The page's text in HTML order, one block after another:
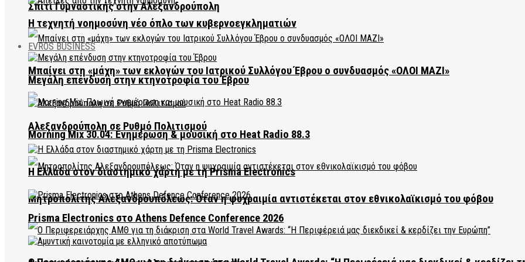
Σπίτι Γυμναστικής στην Αλεξανδρούπολη
Μπαίνει στη «μάχη» των εκλογών του Ιατρικού Συλλόγου Έβρου ο συνδυασμός «ΟΛΟΙ ΜΑΖΙ»
Morning Mix 30.04: Ενημέρωση & μουσική στο Heat Radio 88.3
Μητροπολίτης Αλεξανδρουπόλεως: Όταν η ψυχραιμία αντιστέκεται στον εθνικολαϊκισμό του φόβου
Η τεχνητή νοημοσύνη νέο όπλο των κυβερνοεγκληματιών
EVROS BUSINESS
Μεγάλη επένδυση στην κτηνοτροφία του Έβρου
Αλεξανδρούπολη σε Ρυθμό Πολιτισμού
Η Ελλάδα στον διαστημικό χάρτη με τη Prisma Electronics
Prisma Electronics στο Athens Defence Conference 2026